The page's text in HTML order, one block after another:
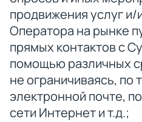
продвижения услуг и/
Оператора на рынке
прямых контактов с
помощью различных
не ограничиваясь, по
электронной почте,
сети Интернет и т.д.;